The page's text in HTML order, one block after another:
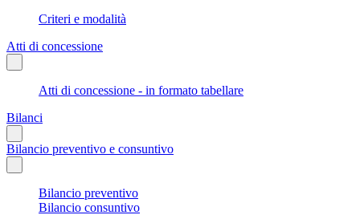
Criteri e modalità
Atti di concessione
Atti di concessione - in formato tabellare
Bilanci
Bilancio preventivo e consuntivo
Bilancio preventivo
Bilancio consuntivo